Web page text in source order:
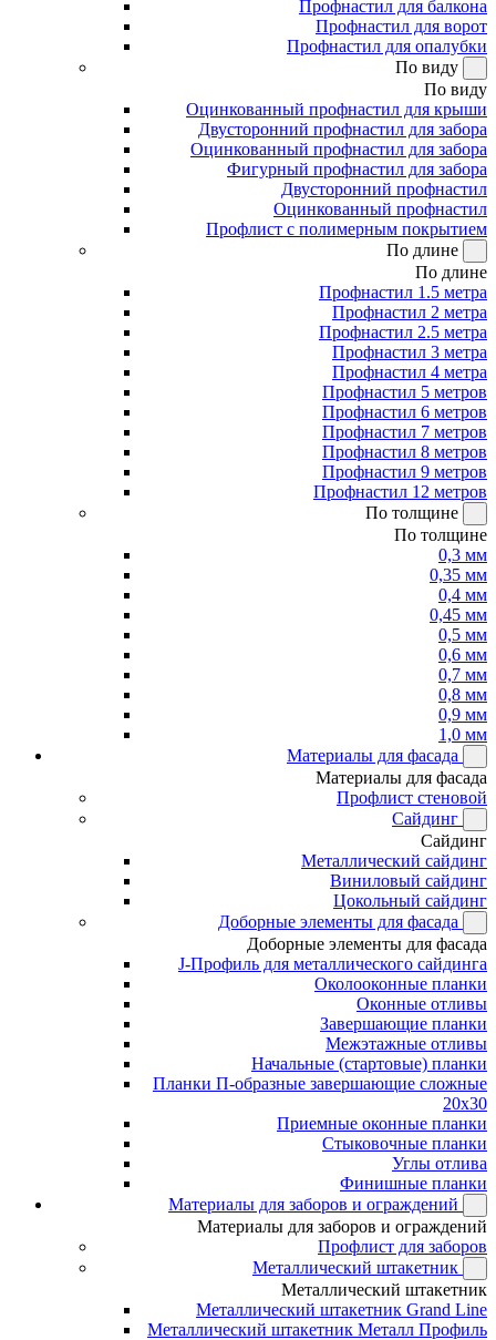
Профнастил для балкона
Профнастил для ворот
Профнастил для опалубки
По виду
По виду
Оцинкованный профнастил для крыши
Двусторонний профнастил для забора
Оцинкованный профнастил для забора
Фигурный профнастил для забора
Двусторонний профнастил
Оцинкованный профнастил
Профлист с полимерным покрытием
По длине
По длине
Профнастил 1.5 метра
Профнастил 2 метра
Профнастил 2.5 метра
Профнастил 3 метра
Профнастил 4 метра
Профнастил 5 метров
Профнастил 6 метров
Профнастил 7 метров
Профнастил 8 метров
Профнастил 9 метров
Профнастил 12 метров
По толщине
По толщине
0,3 мм
0,35 мм
0,4 мм
0,45 мм
0,5 мм
0,6 мм
0,7 мм
0,8 мм
0,9 мм
1,0 мм
Материалы для фасада
Материалы для фасада
Профлист стеновой
Сайдинг
Сайдинг
Металлический сайдинг
Виниловый сайдинг
Цокольный сайдинг
Доборные элементы для фасада
Доборные элементы для фасада
J-Профиль для металлического сайдинга
Околооконные планки
Оконные отливы
Завершающие планки
Межэтажные отливы
Начальные (стартовые) планки
Планки П-образные завершающие сложные
20x30
Приемные оконные планки
Стыковочные планки
Углы отлива
Финишные планки
Материалы для заборов и ограждений
Материалы для заборов и ограждений
Профлист для заборов
Металлический штакетник
Металлический штакетник
Металлический штакетник Grand Line
Металлический штакетник Металл Профиль